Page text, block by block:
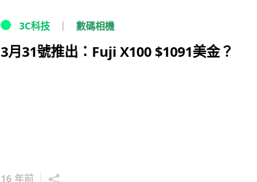
3C科技 數碼相機
3月31號推出：Fuji X100 $1091美金？
16 年前